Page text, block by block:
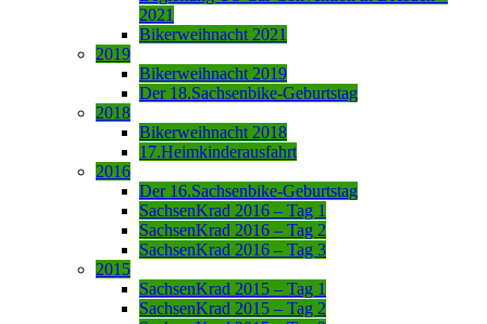
2021
Bikerweihnacht 2021
2019
Bikerweihnacht 2019
Der 18.Sachsenbike-Geburtstag
2018
Bikerweihnacht 2018
17.Heimkinderausfahrt
2016
Der 16.Sachsenbike-Geburtstag
SachsenKrad 2016 – Tag 1
SachsenKrad 2016 – Tag 2
SachsenKrad 2016 – Tag 3
2015
SachsenKrad 2015 – Tag 1
SachsenKrad 2015 – Tag 2